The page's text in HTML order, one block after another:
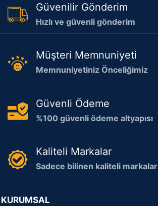
Güvenilir Gönderim
Hızlı ve güvenli gönderim
Müşteri Memnuniyeti
Memnuniyetiniz Önceliğimiz
Güvenli Ödeme
%100 güvenli ödeme altyapısı
Kaliteli Markalar
Sadece bilinen kaliteli markalar
KURUMSAL